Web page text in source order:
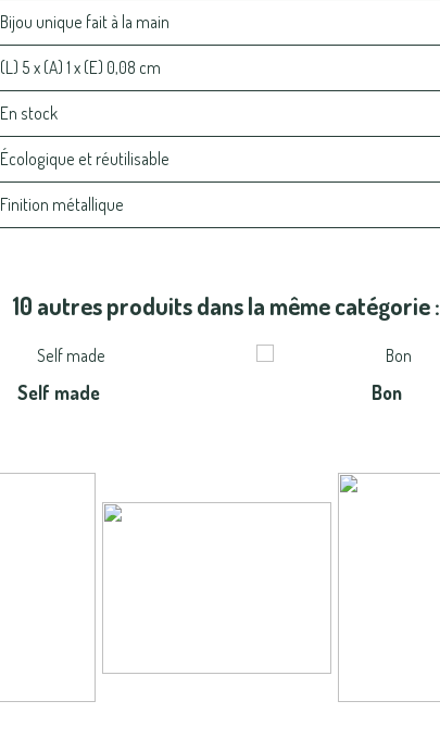
Bijou unique fait à la main
(L) 5 x (A) 1 x (E) 0,08 cm
En stock
Écologique et réutilisable
Finition métallique
10 autres produits dans la même catégorie :
Self made Bon